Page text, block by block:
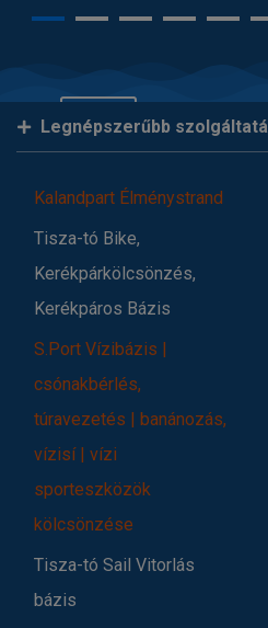
Legnépszerűbb
Kalandpart Élménystrand
Tisza-tó Bike,
Kerékpárkölcsönzés,
Kerékpáros Bázis
S.Port Vízibázis |
csónakbérlés,
túravezetés | banánozás,
vízisí | vízi
sporteszközök
kölcsönzése
Tisza-tó Sail Vitorlás
bázis